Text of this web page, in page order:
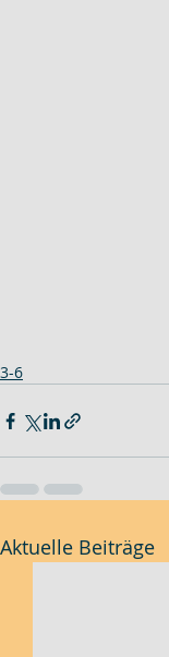
3-6
Aktuelle Beiträge